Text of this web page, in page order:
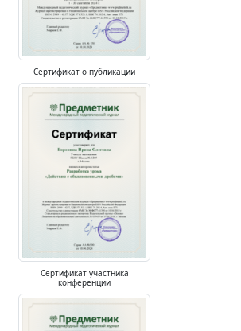
Сертификат о публикации
Сертификат участника
конференции